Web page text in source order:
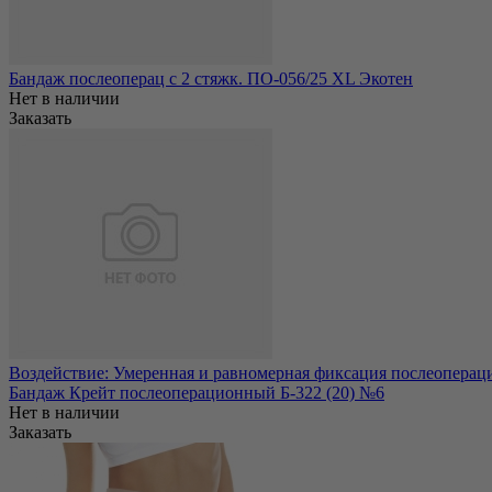
Бандаж послеоперац c 2 стяжк. ПО-056/25 XL Экотен
Нет в наличии
Заказать
Воздействие: Умеренная и равномерная фиксация
Бандаж Крейт послеоперационный Б-322 (20) №6
Нет в наличии
Заказать